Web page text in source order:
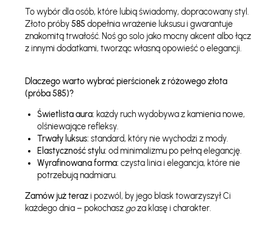
To wybór dla osób, które lubią świadomy, dopracowany styl.
Złoto próby585 dopełnia wrażenie luksusu i gwarantuje
znakomitą trwałość. Noś go solo jako mocny akcent albo łącz
z innymi dodatkami, tworząc własną opowieść o elegancji.
Dlaczego warto wybrać pierścionek z różowego złota
(próba 585)?
Świetlista aura: każdy ruch wydobywa z kamienia nowe,
olśniewające refleksy.
Trwały luksus: standard, który nie wychodzi z mody.
Elastyczność stylu: od minimalizmu po pełną elegancję.
Wyrafinowana forma: czysta linia i elegancja, które nie
potrzebują nadmiaru.
Zamów już terazi pozwól, by jego blask towarzyszył Ci
każdego dnia – pokochasz goza klasę i charakter.